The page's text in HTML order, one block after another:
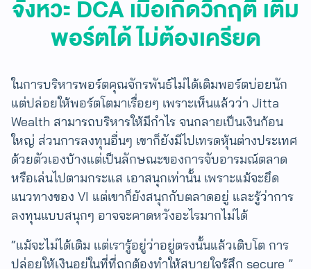
จังหวะ DCA เมื่อเกิดวิกฤติ เติม
พอร์ตได้ ไม่ต้องเครียด
ในการบริหารพอร์ตคุณจักรพันธ์ไม่ได้เติมพอร์ตบ่อยนัก
แต่ปล่อยให้พอร์ตโตมาเรื่อยๆ เพราะเห็นแล้วว่า Jitta
Wealth สามารถบริหารให้มีกำไร จนกลายเป็นเงินก้อน
ใหญ่​ ส่วนการลงทุนอื่นๆ เขาก็ยังมีไปเทรดหุ้นต่างประเทศ
ด้วยตัวเองบ้างแต่เป็นลักษณะของการจับอารมณ์ตลาด
หรือเล่นไปตามกระแส เอาสนุกเท่านั้น เพราะแม้จะยึด
แนวทางของ VI แต่เขาก็ยังสนุกกับตลาดอยู่ และรู้ว่าการ
ลงทุนแบบสนุกๆ อาจจะคาดหวังอะไรมากไม่ได้
“แม้จะไม่ได้เติม แต่เรารู้อยู่ว่าอยู่ตรงนั้นแล้วเติบโต การ
ปล่อยให้เงินอยู่ในที่ที่ถูกต้องทำให้สบายใจรู้สึก secure ”